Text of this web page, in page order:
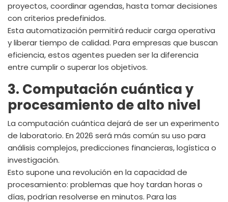
proyectos, coordinar agendas, hasta tomar decisiones
con criterios predefinidos.
Esta automatización permitirá reducir carga operativa
y liberar tiempo de calidad. Para empresas que buscan
eficiencia, estos agentes pueden ser la diferencia
entre cumplir o superar los objetivos.
3. Computación cuántica y
procesamiento de alto nivel
La computación cuántica dejará de ser un experimento
de laboratorio. En 2026 será más común su uso para
análisis complejos, predicciones financieras, logística o
investigación.
Esto supone una revolución en la capacidad de
procesamiento: problemas que hoy tardan horas o
días, podrían resolverse en minutos. Para las